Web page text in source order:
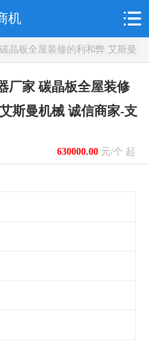
机
晶板全屋装修的利和弊 艾斯曼
厂家 碳晶板全屋装修
斯曼机械 诚信商家-支
630000.00元/个 起